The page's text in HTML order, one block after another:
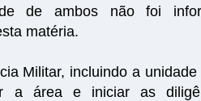
de ambos não foi
matéria.
Militar, incluindo a unidade
a área e iniciar as